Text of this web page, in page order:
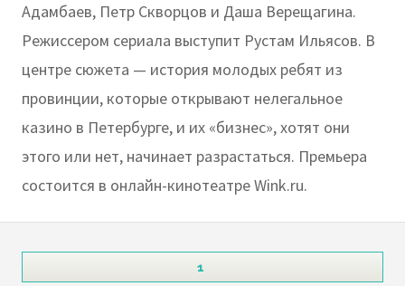
Адамбаев, Петр Скворцов и Даша Верещагина.
Режиссером сериала выступит Рустам Ильясов. В
центре сюжета — история молодых ребят из
провинции, которые открывают нелегальное
казино в Петербурге, и их «бизнес»‎, хотят они
этого или нет, начинает разрастаться. Премьера
состоится в онлайн-кинотеатре Wink.ru.
1